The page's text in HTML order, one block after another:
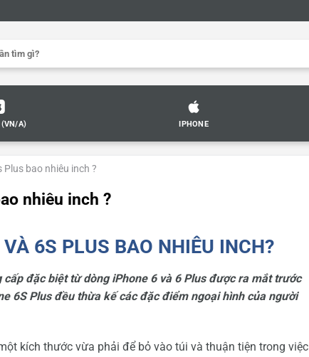
(VN/A) IPHONE
Plus bao nhiêu inch ?
nhiêu inch ?
6S PLUS BAO NHIÊU INCH?
đặc biệt từ dòng iPhone 6 và 6 Plus được ra mắt trước
6S Plus đều thừa kế các đặc điểm ngoại hình của người
kích thước vừa phải để bỏ vào túi và thuận tiện trong việc